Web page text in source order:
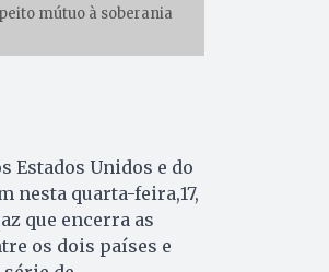
mútuo à soberania
Estados Unidos e do
nesta quarta-feira,17,
que encerra as
os dois países e